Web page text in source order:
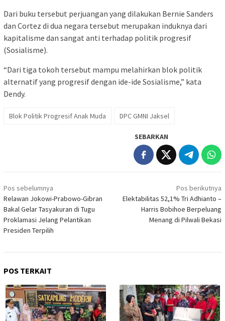
Dari buku tersebut perjuangan yang dilakukan Bernie Sanders
dan Cortez di dua negara tersebut merupakan induknya dari
kapitalisme dan sangat anti terhadap politik progresif
(Sosialisme).
“Dari tiga tokoh tersebut mampu melahirkan blok politik
alternatif yang progresif dengan ide-ide Sosialisme,” kata
Dendy.
Blok Politik Progresif Anak Muda DPC GMNI Jaksel
SEBARKAN
Navigasi
pos
Pos sebelumnya
Relawan Jokowi-Prabowo-Gibran
Bakal Gelar Tasyakuran di Tugu
Proklamasi Jelang Pelantikan
Presiden Terpilih
Pos berikutnya
Elektabilitas 52,1% Tri Adhianto –
Harris Bobihoe Berpeluang
Menang di Pilwali Bekasi
POS TERKAIT